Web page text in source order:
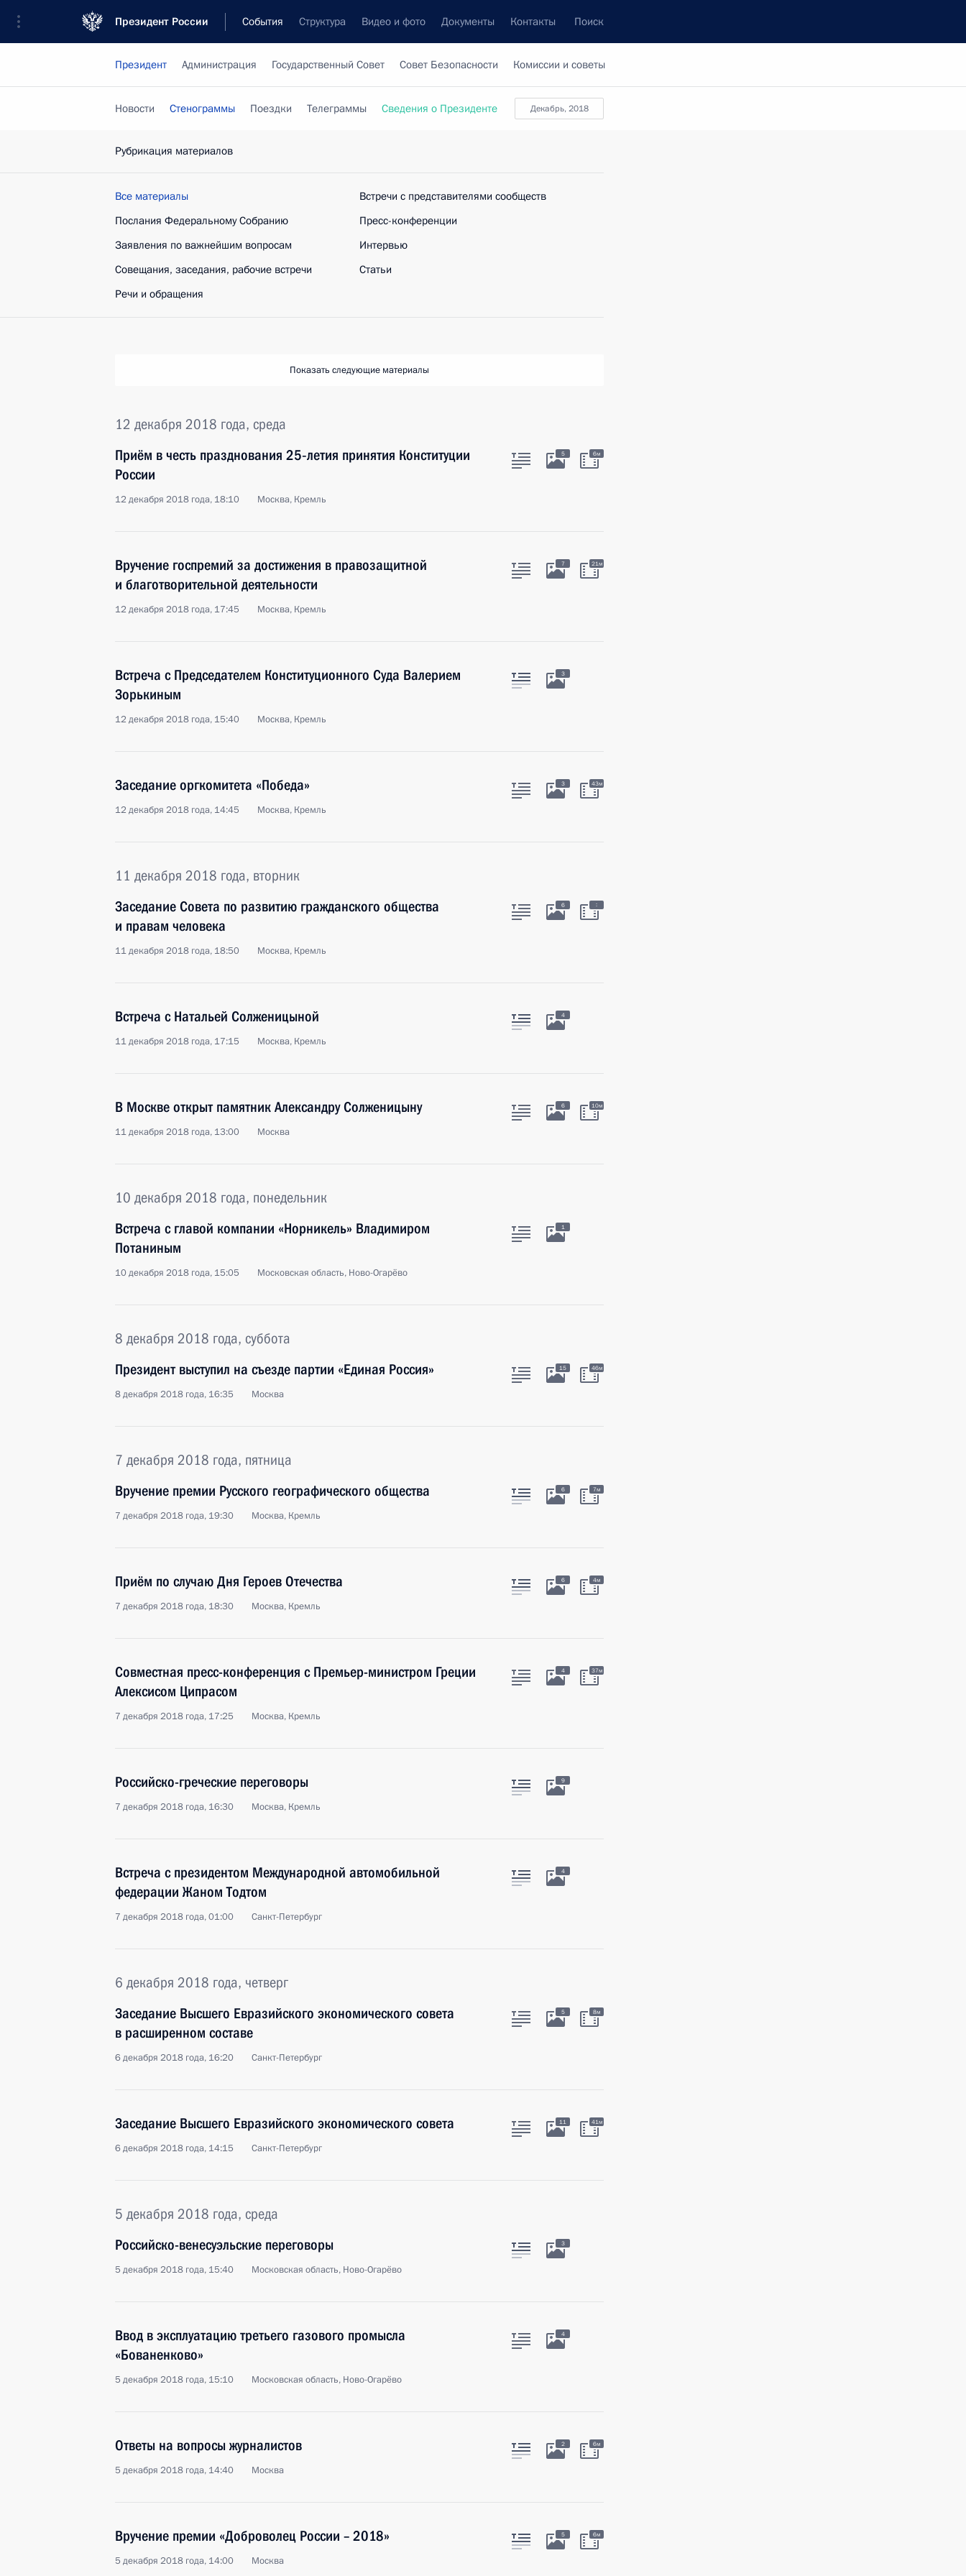
Президент России События Структура Видео и фото Документы Контакты Поиск
Президент Администрация Государственный Совет Совет Безопасности Комиссии и советы
декабрь, 2018
Новости Стенограммы Поездки Телеграммы Сведения о Президенте
Рубрикация материалов
Все материалы
Послания Федеральному Собранию
Заявления по важнейшим вопросам
Совещания, заседания, рабочие встречи
Речи и обращения
Встречи с представителями сообществ
Пресс-конференции
Интервью
Статьи
Показать следующие материалы
12 декабря 2018 года, среда
Приём в честь празднования 25‑летия принятия Конституции
России
12 декабря 2018 года, 18:10 Москва, Кремль
5 6м
Вручение госпремий за достижения в правозащитной
и благотворительной деятельности
12 декабря 2018 года, 17:45 Москва, Кремль
7 21м
Встреча с Председателем Конституционного Суда Валерием
Зорькиным
12 декабря 2018 года, 15:40 Москва, Кремль
3
Заседание оргкомитета «Победа»
12 декабря 2018 года, 14:45 Москва, Кремль
3 43м
11 декабря 2018 года, вторник
Заседание Совета по развитию гражданского общества
и правам человека
11 декабря 2018 года, 18:50 Москва, Кремль
6 :
Встреча с Натальей Солженицыной
11 декабря 2018 года, 17:15 Москва, Кремль
4
В Москве открыт памятник Александру Солженицыну
11 декабря 2018 года, 13:00 Москва
6 10м
10 декабря 2018 года, понедельник
Встреча с главой компании «Норникель» Владимиром
Потаниным
10 декабря 2018 года, 15:05 Московская область, Ново-Огарёво
1
8 декабря 2018 года, суббота
Президент выступил на съезде партии «Единая Россия»
8 декабря 2018 года, 16:35 Москва
15 46м
7 декабря 2018 года, пятница
Вручение премии Русского географического общества
7 декабря 2018 года, 19:30 Москва, Кремль
6 7м
Приём по случаю Дня Героев Отечества
7 декабря 2018 года, 18:30 Москва, Кремль
6 4м
Совместная пресс-конференция с Премьер-министром Греции
Алексисом Ципрасом
7 декабря 2018 года, 17:25 Москва, Кремль
4 37м
Российско-греческие переговоры
7 декабря 2018 года, 16:30 Москва, Кремль
9
Встреча с президентом Международной автомобильной
федерации Жаном Тодтом
7 декабря 2018 года, 01:00 Санкт-Петербург
4
6 декабря 2018 года, четверг
Заседание Высшего Евразийского экономического совета
в расширенном составе
6 декабря 2018 года, 16:20 Санкт-Петербург
5 8м
Заседание Высшего Евразийского экономического совета
6 декабря 2018 года, 14:15 Санкт-Петербург
11 41м
5 декабря 2018 года, среда
Российско-венесуэльские переговоры
5 декабря 2018 года, 15:40 Московская область, Ново-Огарёво
3
Ввод в эксплуатацию третьего газового промысла
«Бованенково»
5 декабря 2018 года, 15:10 Московская область, Ново-Огарёво
4
Ответы на вопросы журналистов
5 декабря 2018 года, 14:40 Москва
2 6м
Вручение премии «Доброволец России – 2018»
5 декабря 2018 года, 14:00 Москва
5 6м